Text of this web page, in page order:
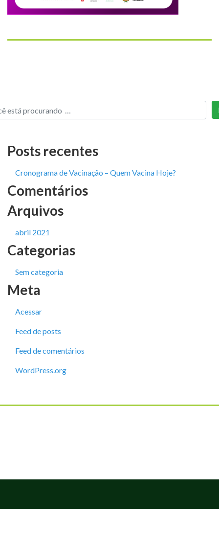
Posts recentes
Cronograma de Vacinação – Quem Vacina Hoje?
Comentários
Arquivos
abril 2021
Categorias
Sem categoria
Meta
Acessar
Feed de posts
Feed de comentários
WordPress.org